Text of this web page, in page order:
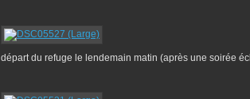
départ du refuge le lendemain matin (après une soirée